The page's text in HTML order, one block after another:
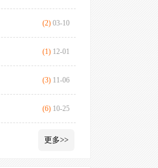
(2) 03-10
(1) 12-01
(3) 11-06
(6) 10-25
更多>>